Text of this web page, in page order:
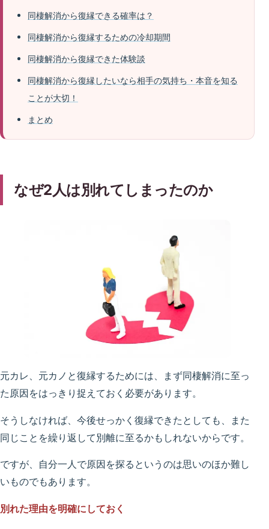
同棲解消から復縁できる確率は？
同棲解消から復縁するための冷却期間
同棲解消から復縁できた体験談
同棲解消から復縁したいなら相手の気持ち・本音を知る
ことが大切！
まとめ
なぜ2人は別れてしまったのか
元カレ、元カノと復縁するためには、まず同棲解消に至っ
た原因をはっきり捉えておく必要があります。
そうしなければ、今後せっかく復縁できたとしても、また
同じことを繰り返して別離に至るかもしれないからです。
ですが、自分一人で原因を探るというのは思いのほか難し
いものでもあります。
別れた理由を明確にしておく